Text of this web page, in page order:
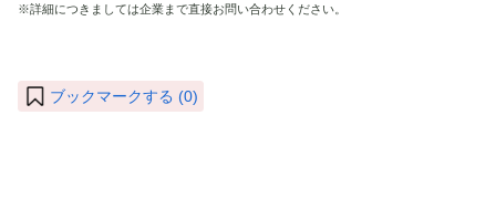
※詳細につきましては企業まで直接お問い合わせください。
ブックマークする (0)